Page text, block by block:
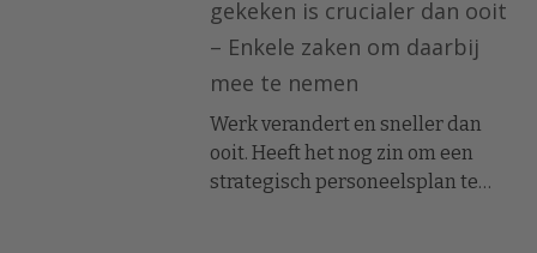
voorbeeld is de methode die ze bij
Starbucks hanteren.
gekeken is crucialer dan ooit
– Enkele zaken om daarbij
mee te nemen
Werk verandert en sneller dan
ooit. Heeft het nog zin om een
strategisch personeelsplan te